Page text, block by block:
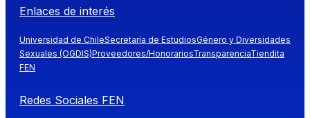
Enlaces de interés
Universidad de ChileSecretaría de EstudiosGénero y Diversidades
Sexuales (OGDIS)Proveedores/HonorariosTransparenciaTiendita
FEN
Redes Sociales FEN